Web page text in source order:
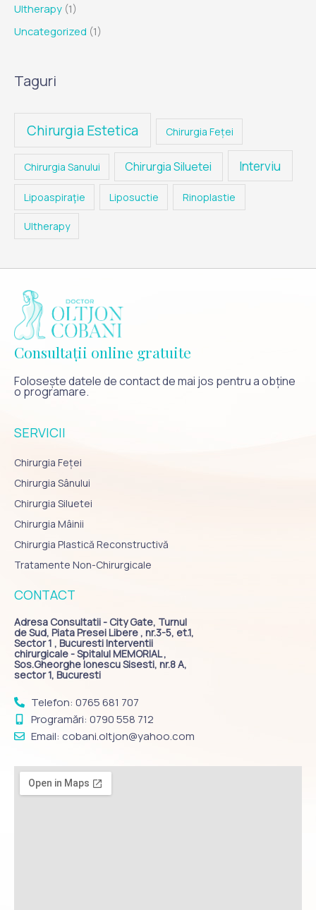
Ultherapy (1)
Uncategorized (1)
Taguri
Chirurgia Estetica Chirurgia Feței
Chirurgia Sanului Chirurgia Siluetei Interviu
Lipoaspiraţie Liposuctie Rinoplastie
Ultherapy
Consultații online gratuite
Folosește datele de contact de mai jos pentru a obține
o programare.
SERVICII
Chirurgia Feței
Chirurgia Sânului
Chirurgia Siluetei
Chirurgia Mâinii
Chirurgia Plastică Reconstructivă
Tratamente Non-Chirurgicale
CONTACT
Adresa Consultatii - City Gate, Turnul
de Sud, Piata Presei Libere , nr.3-5, et.1,
Sector 1 , Bucuresti Interventii
chirurgicale - Spitalul MEMORIAL ,
Sos.Gheorghe Ionescu Sisesti, nr.8 A,
sector 1, Bucuresti
Telefon: 0765 681 707
Programări: 0790 558 712
Email: cobani.oltjon@yahoo.com